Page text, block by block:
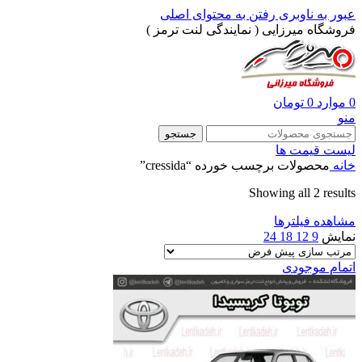
عبور به ناوبری رفتن به محتوای اصلی
فروشگاه میرزایی ( نمایندگی لنت ترمز )
0 موارد 0 تومان
منو
جستجو
لیست قیمت ها
خانه محصولات برچسب خورده “cressida”
Showing all 2 results
مشاهده فیلترها
نمایش 9
12
18
24
اتمام موجودی